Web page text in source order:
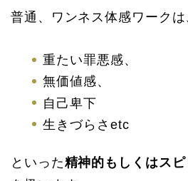
普通、ワンネス体感ワークは
重たい罪悪感、
無価値感、
自己卑下
生きづらさetc
といった精神的もしくはス